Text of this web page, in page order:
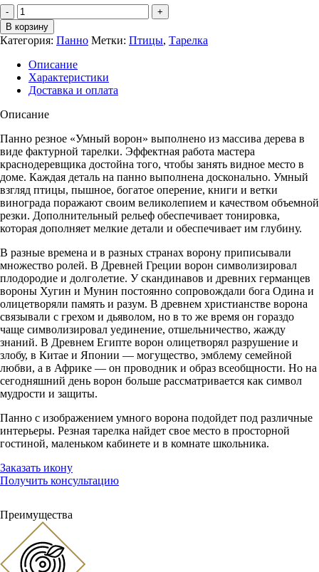
Количество
Панно
резное
УМНЫЙ
ВОРОН,
тарелка
В корзину
Категория: Панно Метки: Птицы, Тарелка
Описание
Характеристики
Доставка и оплата
Описание
Панно резное «Умный ворон» выполнено из массива дерева в
виде фактурной тарелки. Эффектная работа мастера
краснодеревщика достойна того, чтобы занять видное место в
доме. Каждая деталь на панно выполнена досконально. Умный
взгляд птицы, пышное, богатое оперение, книги и ветки
винограда поражают своим великолепием и качеством объемной
резки. Дополнительный рельеф обеспечивает тонировка,
которая дополняет мелкие детали и обеспечивает им глубину.
В разные времена и в разных странах ворону приписывали
множество ролей. В Древней Греции ворон символизировал
плодородие и долголетие. У скандинавов и древних германцев
вороны Хугин и Мунин постоянно сопровождали бога Одина и
олицетворяли память и разум. В древнем христианстве ворона
связывали с грехом и дьяволом, но в то же время он гораздо
чаще символизировал уединение, отшельничество, жажду
знаний. В Древнем Египте ворон олицетворял разрушение и
злобу, в Китае и Японии — могущество, эмблему семейной
любви, а в Африке — он проводник и образ всеобщности. Но на
сегодняшний день ворон больше рассматривается как символ
мудрости и защиты.
Панно с изображением умного ворона подойдет под различные
интерьеры. Резная тарелка найдет свое место в просторной
гостиной, маленьком кабинете и в комнате школьника.
Заказать икону
Получить консультацию
Преимущества